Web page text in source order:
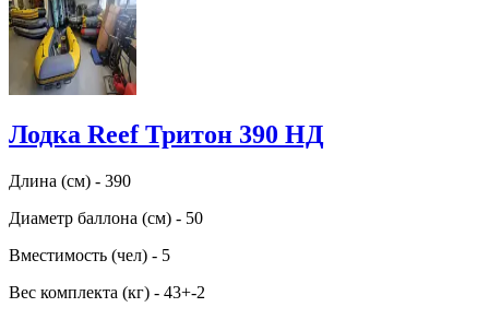
Лодка Reef Тритон 390 НД
Длина (см) - 390
Диаметр баллона (см) - 50
Вместимость (чел) - 5
Вес комплекта (кг) - 43+-2